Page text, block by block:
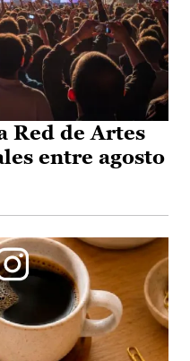
Red de Artes
entre agosto